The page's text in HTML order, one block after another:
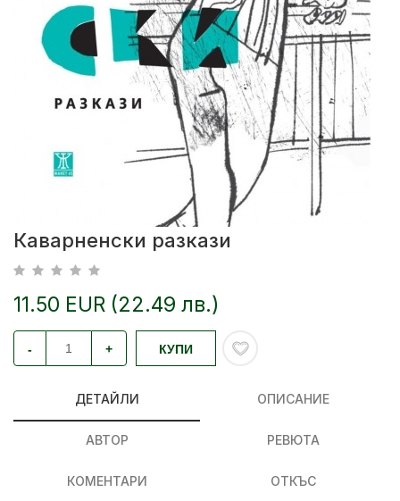
Каварненски разкази
11.50 EUR (22.49 лв.)
- + КУПИ
ДЕТАЙЛИ ОПИСАНИЕ
АВТОР РЕВЮТА
КОМЕНТАРИ ОТКЪС